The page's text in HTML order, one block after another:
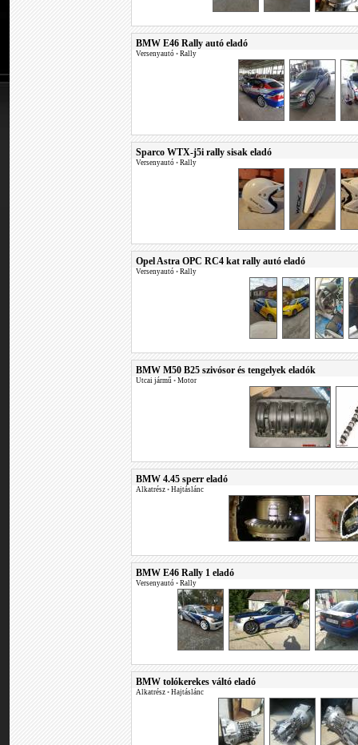
BMW E46 Rally autó eladó
Versenyautó • Rally
Sparco WTX-j5i rally sisak eladó
Versenyautó • Rally
Opel Astra OPC RC4 kat rally autó eladó
Versenyautó • Rally
BMW M50 B25 szivósor és tengelyek eladók
Utcai jármű • Motor
BMW 4.45 sperr eladó
Alkatrész • Hajtáslánc
BMW E46 Rally 1 eladó
Versenyautó • Rally
BMW tolókerekes váltó eladó
Alkatrész • Hajtáslánc